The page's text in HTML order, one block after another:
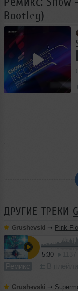
Bootleg)
ДРУГИЕ ТРЕКИ
Grushevski ➝ Pink Floyd -
5:30
Ремикс
Grushevski ➝ Supermode -